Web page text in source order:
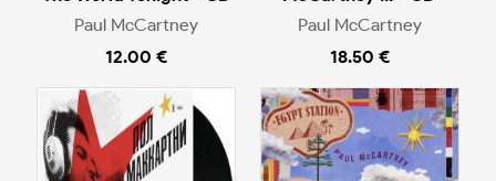
Paul McCartney
12.00 €
Paul McCartney
18.50 €